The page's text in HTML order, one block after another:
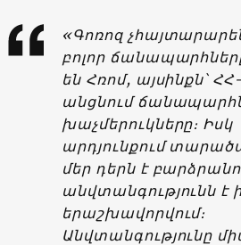
«Գոռոզ
բոլոր
են Հռոմ, այսինքն՝
անցնում
խաչմերուկները։ Իսկ
արդյունքում
մեր դերն է
անվտանգությունն է
երաշխավորվում։
Անվտանգությունը